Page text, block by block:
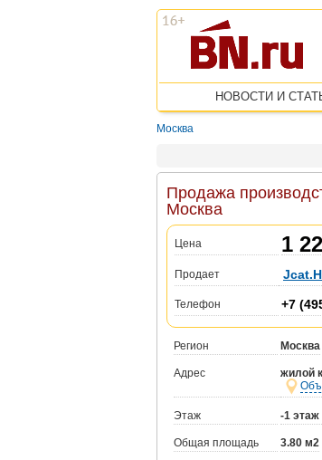
НОВОСТИ И
Москва
Продажа
Москва
Цена 1
Продает
Телефон +7
Регион Москва
Адрес
жилой
Этаж -1
Общая площадь 3.80 м2